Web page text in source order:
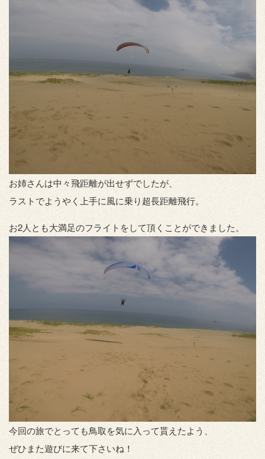
お姉さんは中々飛距離が出せずでしたが、
ラストでようやく上手に風に乗り超長距離飛行。
お2人とも大満足のフライトをして頂くことができました。
今回の旅でとっても鳥取を気に入って貰えたよう、
ぜひまた遊びに来て下さいね！